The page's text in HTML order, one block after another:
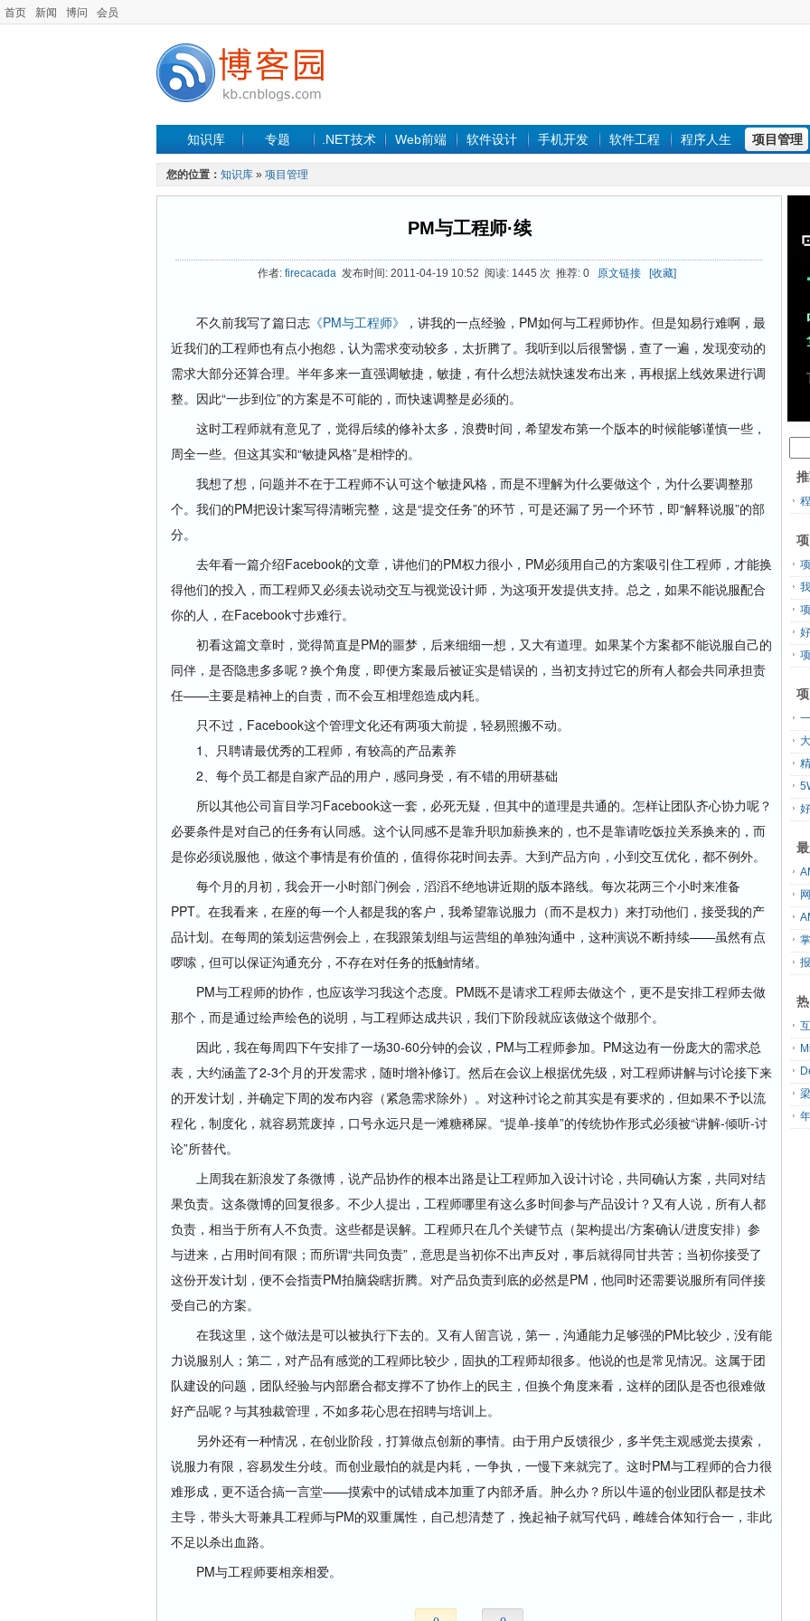
首页 新闻 博问 会员
知识库 专题 .NET技术 Web前端 软件设计 手机开发 软件工程 程序人生 项目管理
您的位置： 知识库 » 项目管理
PM与工程师·续
作者: firecacada发布时间: 2011-04-19 10:52 阅读: 1445 次 推荐: 0 原文链接 [收藏]
不久前我写了篇日志 《PM与工程师》
，讲我的一点经验，PM如何与工程师协作。但是知易行难啊，最
近我们的工程师也有点小抱怨，认为需求变动较多，太折腾了。我听到以后很警惕，查了一遍，发现变动的
需求大部分还算合理。半年多来一直强调敏捷，敏捷，有什么想法就快速发布出来，再根据上线效果进行调
整。因此“一步到位”的方案是不可能的，而快速调整是必须的。
这时工程师就有意见了，觉得后续的修补太多，浪费时间，希望发布第一个版本的时候能够谨慎一些，
周全一些。但这其实和“敏捷风格”是相悖的。
我想了想，问题并不在于工程师不认可这个敏捷风格，而是不理解为什么要做这个，为什么要调整那
个。我们的PM把设计案写得清晰完整，这是“提交任务”的环节，可是还漏了另一个环节，即“解释说服”的部
分。
去年看一篇介绍Facebook的文章，讲他们的PM权力很小，PM必须用自己的方案吸引住工程师，才能换
得他们的投入，而工程师又必须去说动交互与视觉设计师，为这项开发提供支持。总之，如果不能说服配合
你的人，在Facebook寸步难行。
初看这篇文章时，觉得简直是PM的噩梦，后来细细一想，又大有道理。如果某个方案都不能说服自己的
同伴，是否隐患多多呢？换个角度，即便方案最后被证实是错误的，当初支持过它的所有人都会共同承担责
任——主要是精神上的自责，而不会互相埋怨造成内耗。
只不过，Facebook这个管理文化还有两项大前提，轻易照搬不动。
1、只聘请最优秀的工程师，有较高的产品素养
2、每个员工都是自家产品的用户，感同身受，有不错的用研基础
所以其他公司盲目学习Facebook这一套，必死无疑，但其中的道理是共通的。怎样让团队齐心协力呢？
必要条件是对自己的任务有认同感。这个认同感不是靠升职加薪换来的，也不是靠请吃饭拉关系换来的，而
是你必须说服他，做这个事情是有价值的，值得你花时间去弄。大到产品方向，小到交互优化，都不例外。
每个月的月初，我会开一小时部门例会，滔滔不绝地讲近期的版本路线。每次花两三个小时来准备
PPT。在我看来，在座的每一个人都是我的客户，我希望靠说服力（而不是权力）来打动他们，接受我的产
品计划。在每周的策划运营例会上，在我跟策划组与运营组的单独沟通中，这种演说不断持续——虽然有点
啰嗦，但可以保证沟通充分，不存在对任务的抵触情绪。
PM与工程师的协作，也应该学习我这个态度。PM既不是请求工程师去做这个，更不是安排工程师去做
那个，而是通过绘声绘色的说明，与工程师达成共识，我们下阶段就应该做这个做那个。
因此，我在每周四下午安排了一场30-60分钟的会议，PM与工程师参加。PM这边有一份庞大的需求总
表，大约涵盖了2-3个月的开发需求，随时增补修订。然后在会议上根据优先级，对工程师讲解与讨论接下来
的开发计划，并确定下周的发布内容（紧急需求除外）。对这种讨论之前其实是有要求的，但如果不予以流
程化，制度化，就容易荒废掉，口号永远只是一滩糖稀屎。“提单-接单”的传统协作形式必须被“讲解-倾听-讨
论”所替代。
上周我在新浪发了条微博，说产品协作的根本出路是让工程师加入设计讨论，共同确认方案，共同对结
果负责。这条微博的回复很多。不少人提出，工程师哪里有这么多时间参与产品设计？又有人说，所有人都
负责，相当于所有人不负责。这些都是误解。工程师只在几个关键节点（架构提出/方案确认/进度安排）参
与进来，占用时间有限；而所谓“共同负责”，意思是当初你不出声反对，事后就得同甘共苦；当初你接受了
这份开发计划，便不会指责PM拍脑袋瞎折腾。对产品负责到底的必然是PM，他同时还需要说服所有同伴接
受自己的方案。
在我这里，这个做法是可以被执行下去的。又有人留言说，第一，沟通能力足够强的PM比较少，没有能
力说服别人；第二，对产品有感觉的工程师比较少，固执的工程师却很多。他说的也是常见情况。这属于团
队建设的问题，团队经验与内部磨合都支撑不了协作上的民主，但换个角度来看，这样的团队是否也很难做
好产品呢？与其独裁管理，不如多花心思在招聘与培训上。
另外还有一种情况，在创业阶段，打算做点创新的事情。由于用户反馈很少，多半凭主观感觉去摸索，
说服力有限，容易发生分歧。而创业最怕的就是内耗，一争执，一慢下来就完了。这时PM与工程师的合力很
难形成，更不适合搞一言堂——摸索中的试错成本加重了内部矛盾。肿么办？所以牛逼的创业团队都是技术
主导，带头大哥兼具工程师与PM的双重属性，自己想清楚了，挽起袖子就写代码，雌雄合体知行合一，非此
不足以杀出血路。
PM与工程师要相亲相爱。